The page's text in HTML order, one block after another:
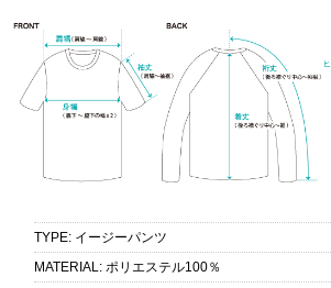
TYPE: イージーパンツ
MATERIAL: ポリエステル100％